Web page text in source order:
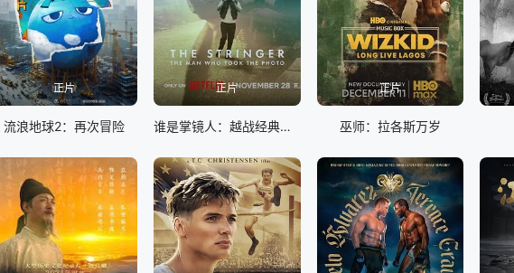
正片
流浪地球2：再次冒险
正片
谁是掌镜人：越战经典照片之谜
正片
巫师：拉各斯万岁